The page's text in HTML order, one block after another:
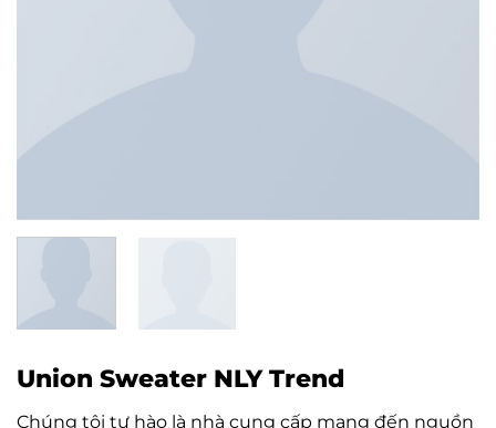
Union Sweater NLY Trend
Chúng tôi tự hào là nhà cung cấp mang đến nguồn